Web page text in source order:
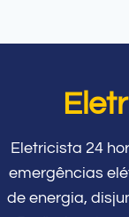
Eletricista 24
emergências
de energia,